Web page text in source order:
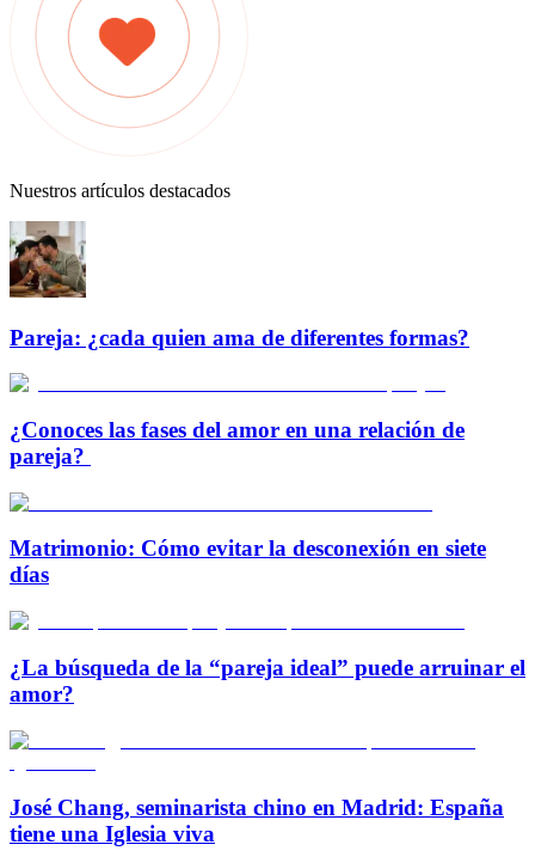
Nuestros artículos destacados
Pareja: ¿cada quien ama de diferentes formas?
¿Conoces las fases del amor en una relación de
pareja?
Matrimonio: Cómo evitar la desconexión en siete
días
¿La búsqueda de la “pareja ideal” puede arruinar el
amor?
José Chang, seminarista chino en Madrid: España
tiene una Iglesia viva